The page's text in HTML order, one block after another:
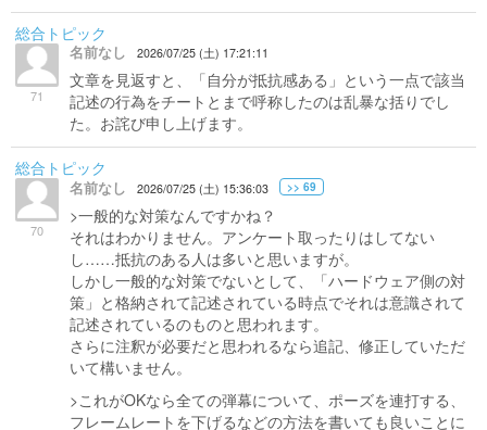
総合トピック
71
名前なし 2026/07/25 (土) 17:21:11
文章を見返すと、「自分が抵抗感ある」という一点で該当
記述の行為をチートとまで呼称したのは乱暴な括りでし
た。お詫び申し上げます。
総合トピック
70
名前なし 2026/07/25 (土) 15:36:03 >> 69
>一般的な対策なんですかね？
それはわかりません。アンケート取ったりはしてない
し……抵抗のある人は多いと思いますが。
しかし一般的な対策でないとして、「ハードウェア側の対
策」と格納されて記述されている時点でそれは意識されて
記述されているのものと思われます。
さらに注釈が必要だと思われるなら追記、修正していただ
いて構いません。
>これがOKなら全ての弾幕について、ポーズを連打する、
フレームレートを下げるなどの方法を書いても良いことに